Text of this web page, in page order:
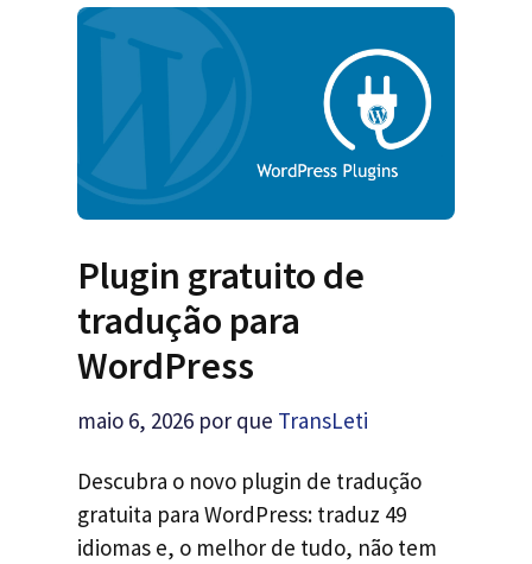
Plugin gratuito de
tradução para
WordPress
maio 6, 2026 por que TransLeti
Descubra o novo plugin de tradução
gratuita para WordPress: traduz 49
idiomas e, o melhor de tudo, não tem